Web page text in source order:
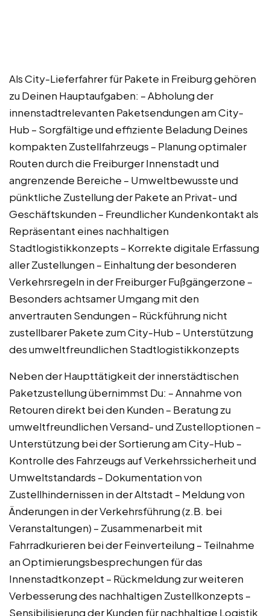
Als City-Lieferfahrer für Pakete in Freiburg gehören
zu Deinen Hauptaufgaben: – Abholung der
innenstadtrelevanten Paketsendungen am City-
Hub – Sorgfältige und effiziente Beladung Deines
kompakten Zustellfahrzeugs – Planung optimaler
Routen durch die Freiburger Innenstadt und
angrenzende Bereiche – Umweltbewusste und
pünktliche Zustellung der Pakete an Privat- und
Geschäftskunden – Freundlicher Kundenkontakt als
Repräsentant eines nachhaltigen
Stadtlogistikkonzepts – Korrekte digitale Erfassung
aller Zustellungen – Einhaltung der besonderen
Verkehrsregeln in der Freiburger Fußgängerzone –
Besonders achtsamer Umgang mit den
anvertrauten Sendungen – Rückführung nicht
zustellbarer Pakete zum City-Hub – Unterstützung
des umweltfreundlichen Stadtlogistikkonzepts
Neben der Haupttätigkeit der innerstädtischen
Paketzustellung übernimmst Du: – Annahme von
Retouren direkt bei den Kunden – Beratung zu
umweltfreundlichen Versand- und Zustelloptionen –
Unterstützung bei der Sortierung am City-Hub –
Kontrolle des Fahrzeugs auf Verkehrssicherheit und
Umweltstandards – Dokumentation von
Zustellhindernissen in der Altstadt – Meldung von
Änderungen in der Verkehrsführung (z.B. bei
Veranstaltungen) – Zusammenarbeit mit
Fahrradkurieren bei der Feinverteilung – Teilnahme
an Optimierungsbesprechungen für das
Innenstadtkonzept – Rückmeldung zur weiteren
Verbesserung des nachhaltigen Zustellkonzepts –
Sensibilisierung der Kunden für nachhaltige Logistik